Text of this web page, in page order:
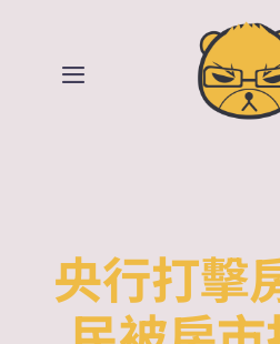
contentToggle
所有影
央行打擊